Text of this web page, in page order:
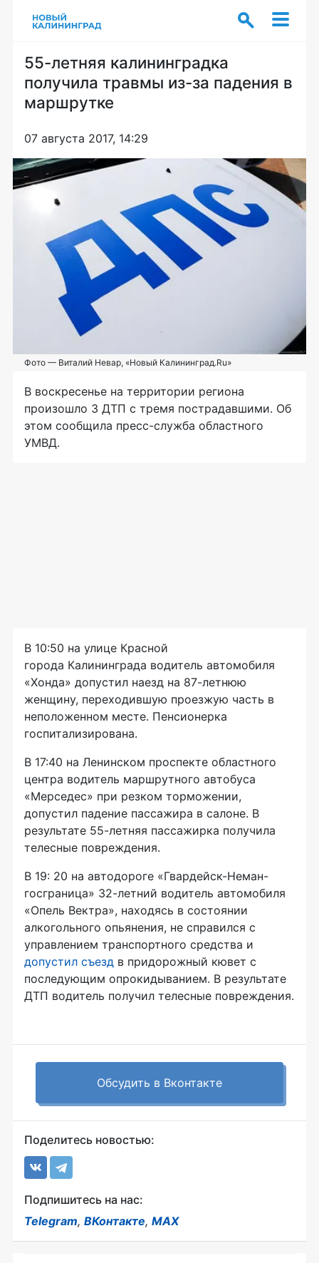
55-летняя калининградка
получила травмы из-за падения в
маршрутке
07 августа 2017, 14:29
Фото — Виталий Невар, «Новый Калининград.Ru»
В воскресенье на территории региона
произошло 3 ДТП с тремя пострадавшими. Об
этом сообщила пресс-служба областного
УМВД.
В 10:50 на улице Красной
города Калининграда водитель автомобиля
«Хонда» допустил наезд на 87-летнюю
женщину, переходившую проезжую часть в
неположенном месте. Пенсионерка
госпитализирована.
В 17:40 на Ленинском проспекте областного
центра водитель маршрутного автобуса
«Мерседес» при резком торможении,
допустил падение пассажира в салоне. В
результате 55-летняя пассажирка получила
телесные повреждения.
В 19: 20 на автодороге «Гвардейск-Неман-
госграница» 32-летний водитель автомобиля
«Опель Вектра», находясь в состоянии
алкогольного опьянения, не справился с
управлением транспортного средства и
допустил съезд в придорожный кювет с
последующим опрокидыванием. В результате
ДТП водитель получил телесные повреждения.
Обсудить в Вконтакте
Поделитесь новостью:
Подпишитесь на нас:
Telegram, ВКонтакте, MAX